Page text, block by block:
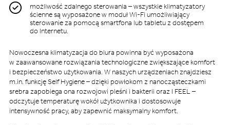
możliwość zdalnego sterowania – wszystkie klimatyzatory
ścienne są wyposażone w moduł Wi-Fi umożliwiający
sterowanie za pomocą smartfona lub tabletu z dostępem
do Internetu.
Nowoczesna klimatyzacja do biura powinna być wyposażona
w zaawansowane rozwiązania technologiczne zwiększające komfort
i bezpieczeństwo użytkowania. W naszych urządzeniach znajdziesz
m.in. funkcję Self Hygiene – dzięki powłokom z nanocząsteczkami
srebra zapobiega ona rozwojowi pleśni i bakterii oraz I FEEL –
odczytuje temperaturę wokół użytkownika i dostosowuje
intensywność pracy, aby zapewnić maksymalny komfort.